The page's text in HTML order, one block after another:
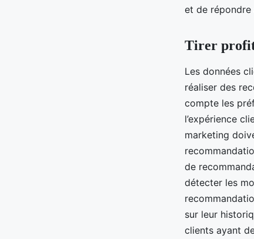
et de répondre
Tirer profit
Les données
réaliser des
compte les
l’expérience
marketing
de
détecter les
sur leur
clients ayant